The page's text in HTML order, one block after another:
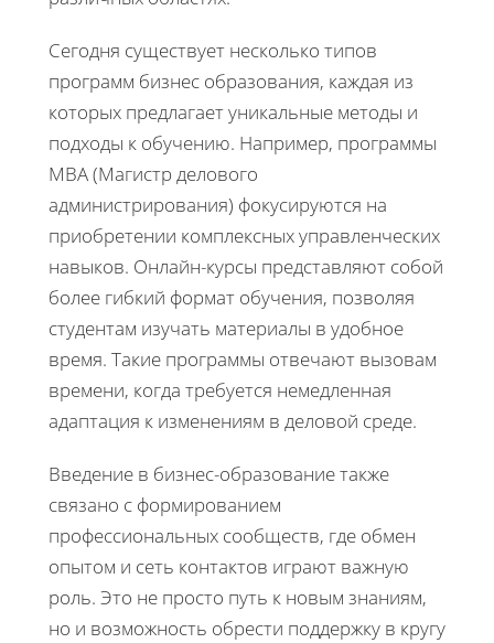
Сегодня существует несколько типов
программ бизнес образования, каждая из
которых предлагает уникальные методы и
подходы к обучению. Например, программы
MBA (Магистр делового
администрирования) фокусируются на
приобретении комплексных управленческих
навыков. Онлайн-курсы представляют собой
более гибкий формат обучения, позволяя
студентам изучать материалы в удобное
время. Такие программы отвечают вызовам
времени, когда требуется немедленная
адаптация к изменениям в деловой среде.
Введение в бизнес-образование также
связано с формированием
профессиональных сообществ, где обмен
опытом и сеть контактов играют важную
роль. Это не просто путь к новым знаниям,
но и возможность обрести поддержку в кругу